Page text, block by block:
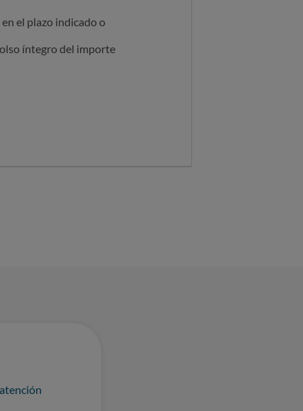
el plazo indicado o
íntegro del importe